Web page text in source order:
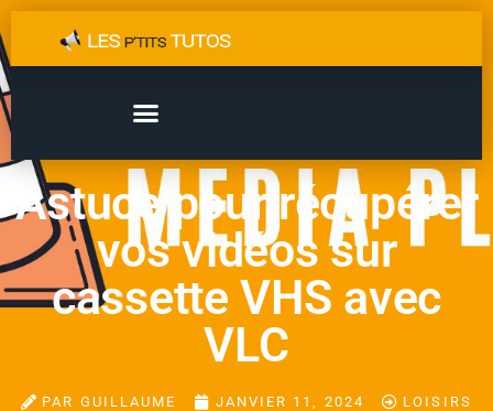
Astuce pour récupérer
vos vidéos sur
cassette VHS avec
VLC
PAR GUILLAUME JANVIER 11, 2024 LOISIRS